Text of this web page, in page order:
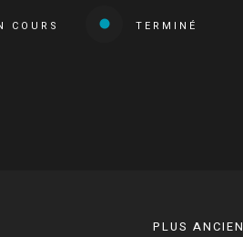
COURS TERMINÉ
PLUS ANCIEN